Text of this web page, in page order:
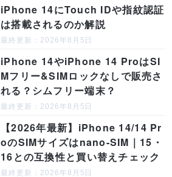
iPhone 14にTouch IDや指紋認証
は搭載されるのか解説
最終更新：2026年8月5日
iPhone 14やiPhone 14 ProはSI
Mフリー&SIMロックなしで販売さ
れる？シムフリー端末？
最終更新：2026年8月5日
【2026年最新】iPhone 14/14 Pr
oのSIMサイズはnano-SIM｜15・
16との互換性と買い替えチェック
最終更新：2026年8月5日